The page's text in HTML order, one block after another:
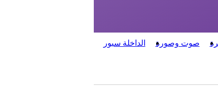
صوت وصورة الداخلة سبور